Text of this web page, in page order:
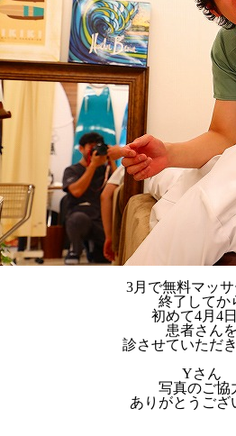
3月で無料マッ
終了してか
初めて4月4
患者さんを
診させていただ
Yさん
写真のご協
ありがとうござ